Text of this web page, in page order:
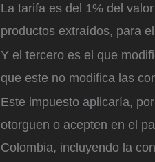
La tarifa es del 1% del
productos extraídos, para
Y el tercero es el que
que este no modifica las
Este impuesto aplicaría,
otorguen o acepten en el
Colombia, incluyendo la